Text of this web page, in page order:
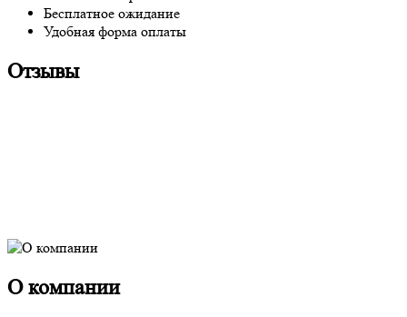
Бесплатное ожидание
Удобная форма оплаты
Отзывы
О компании